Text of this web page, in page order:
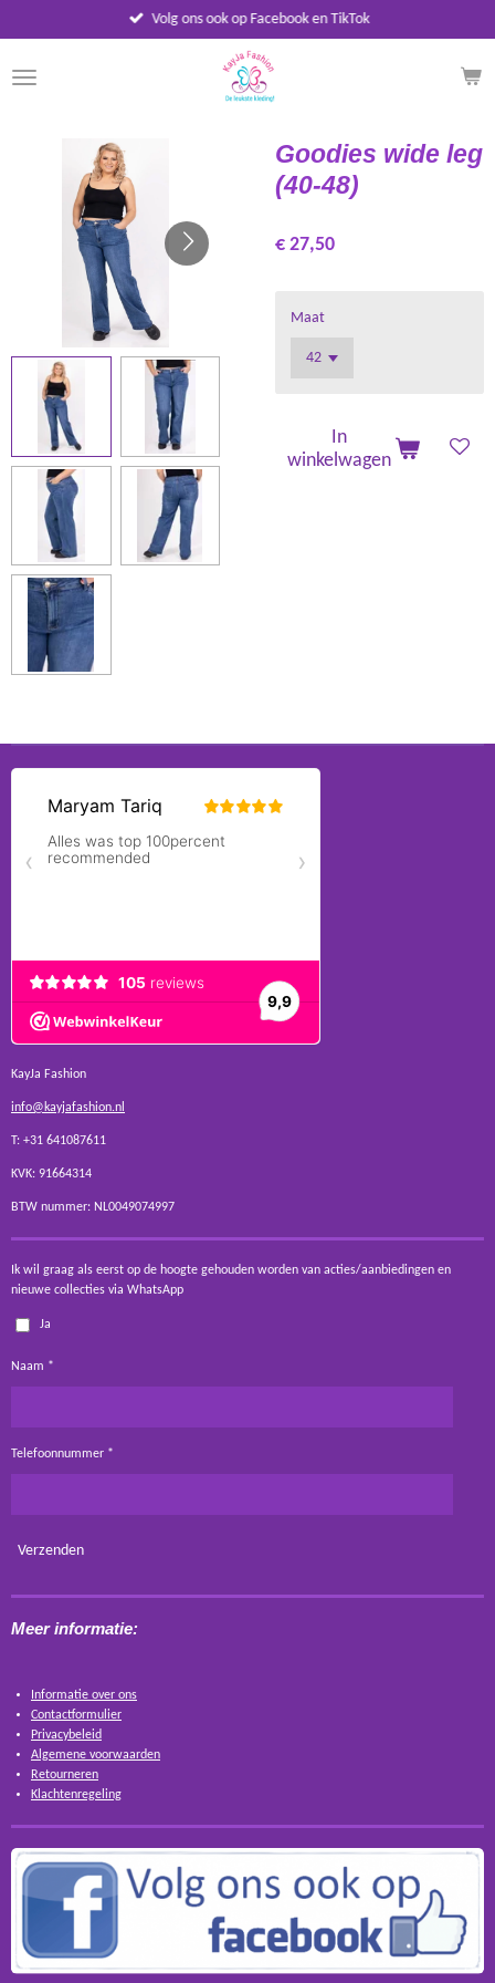
direct
naar
de
Volg ons ook op Facebook en TikTok
Goodies wide leg
(40-48)
€ 27,50
Maat
In
winkelwagen
KayJa Fashion
info@kayjafashion.nl
T: +31 641087611
KVK: 91664314
BTW nummer: NL0049074997
Ik wil graag als eerst op de hoogte gehouden worden van acties/aanbiedingen en
nieuwe collecties via WhatsApp
Ja
Naam *
Telefoonnummer *
Verzenden
Meer informatie:
Informatie over ons
Contactformulier
Privacybeleid
Algemene voorwaarden
Retourneren
Klachtenregeling